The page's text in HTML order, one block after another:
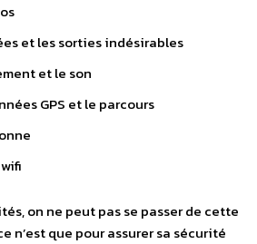
et les sorties indésirables
et le son
GPS et le parcours
on ne peut pas se passer de cette
n’est que pour assurer sa sécurité